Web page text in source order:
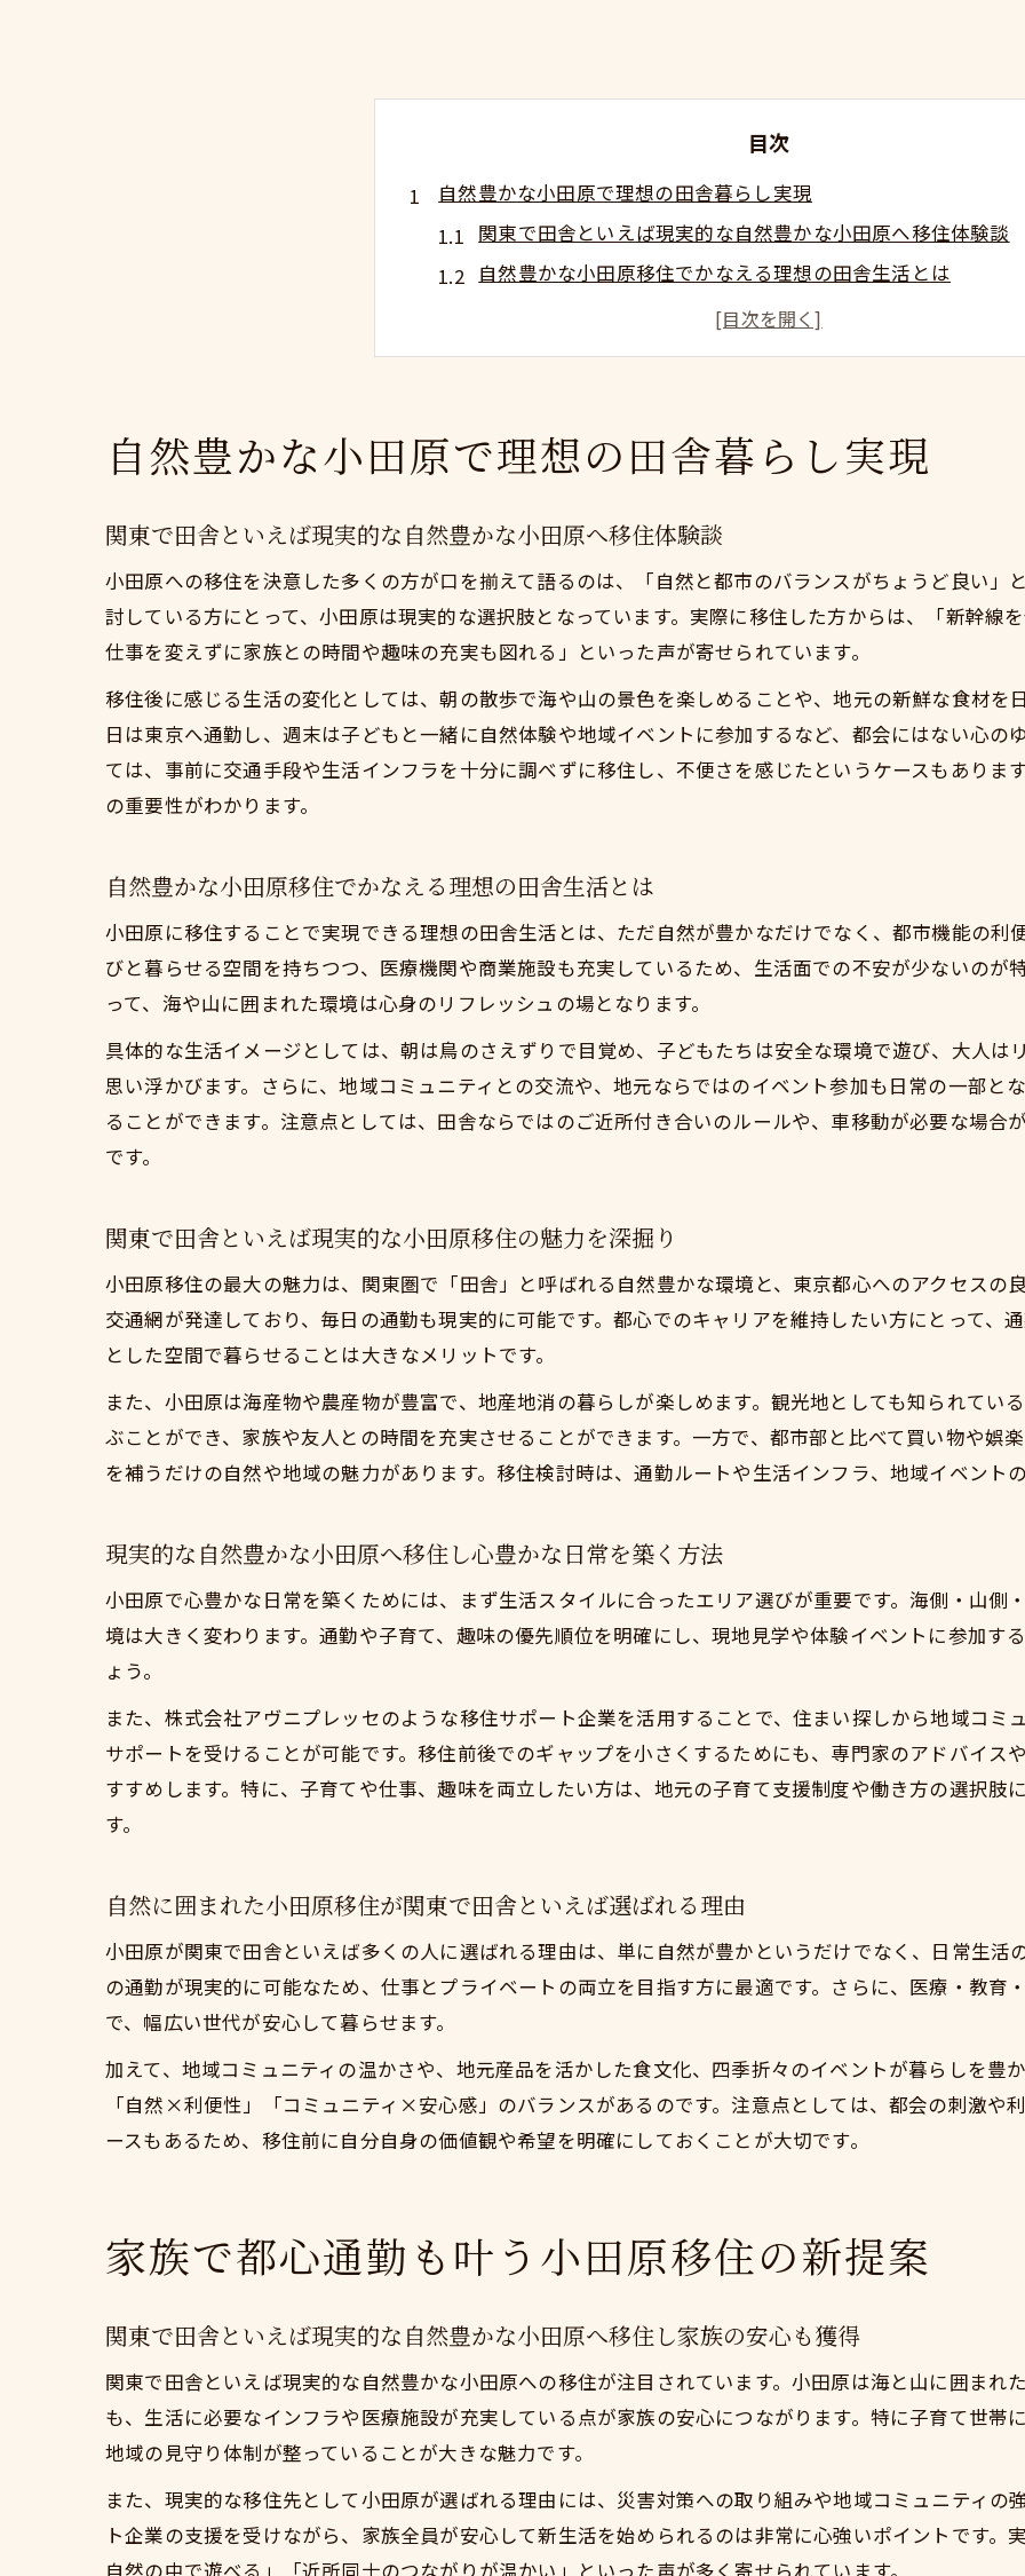
目次
自然豊かな小田原で理想の田舎暮らし実現
関東で田舎といえば現実的な自然豊かな小田原へ移住体験談
自然豊かな小田原移住でかなえる理想の田舎生活とは
関東で田舎といえば現実的な小田原移住の魅力を深掘り
現実的な自然豊かな小田原へ移住し心豊かな日常を築く方法
家族で都心通勤も叶う小田原移住の新提案
関東で田舎といえば現実的な自然豊かな小田原へ移住し家族の
現実的な自然豊かな小田原へ移住し家族時間を充実させる方法
関東で田舎といえば小田原移住の通勤利便性と家族メリット
家族で移住するなら現実的な小田原が選ばれるポイント
関東で田舎といえば現実的な小田原移住で叶う都市勤務の新
自然豊かな小田原移住で日常に自然を取り入れるコツ
都市で働きながら自然とも調和する小田原移住生活
関東で田舎といえば現実的な小田原移住の利便性解説
自然豊かな小田原移住が利便性と快適さを両立できる理由
現実的な小田原移住で自然と都市機能を手に入れる方法
関東で田舎といえば小田原移住のバランス生活の魅力
自然環境と利便性を両立する小田原移住の具体像
自然豊かな小田原移住で都内通勤が楽になる理由
現実的な小田原移住で叶える田舎暮らしと通勤の両立
関東で田舎といえば小田原移住なら通勤も快適
都内通勤が便利な小田原移住の暮らしやすさの秘密
地域コミュニティで広がる新しい暮らし方
関東で田舎といえば現実的な小田原移住で温かな地域交流体
自然豊かな小田原移住で築く新しいコミュニティ生活
関東で田舎といえば小田原移住の交流イベント参加の魅力
移住者にも安心な現実的な小田原の地域サポート体制
自然豊かな小田原で理想の田舎暮らし実現
関東で田舎といえば現実的な自然豊かな小田原へ移住体験談
小田原への移住を決意した多くの方が口を揃えて語るのは、「自然と都市のバランスがちょうど良い」
討している方にとって、小田原は現実的な選択肢となっています。実際に移住した方からは、「新幹線
仕事を変えずに家族との時間や趣味の充実も図れる」といった声が寄せられています。
移住後に感じる生活の変化としては、朝の散歩で海や山の景色を楽しめることや、地元の新鮮な食材を
日は東京へ通勤し、週末は子どもと一緒に自然体験や地域イベントに参加するなど、都会にはない心の
ては、事前に交通手段や生活インフラを十分に調べずに移住し、不便さを感じたというケースもありま
の重要性がわかります。
自然豊かな小田原移住でかなえる理想の田舎生活とは
小田原に移住することで実現できる理想の田舎生活とは、ただ自然が豊かなだけでなく、都市機能の利
びと暮らせる空間を持ちつつ、医療機関や商業施設も充実しているため、生活面での不安が少ないのが
って、海や山に囲まれた環境は心身のリフレッシュの場となります。
具体的な生活イメージとしては、朝は鳥のさえずりで目覚め、子どもたちは安全な環境で遊び、大人は
思い浮かびます。さらに、地域コミュニティとの交流や、地元ならではのイベント参加も日常の一部と
ることができます。注意点としては、田舎ならではのご近所付き合いのルールや、車移動が必要な場合
です。
関東で田舎といえば現実的な小田原移住の魅力を深掘り
小田原移住の最大の魅力は、関東圏で「田舎」と呼ばれる自然豊かな環境と、東京都心へのアクセスの
交通網が発達しており、毎日の通勤も現実的に可能です。都心でのキャリアを維持したい方にとって、
とした空間で暮らせることは大きなメリットです。
また、小田原は海産物や農産物が豊富で、地産地消の暮らしが楽しめます。観光地としても知られてい
ぶことができ、家族や友人との時間を充実させることができます。一方で、都市部と比べて買い物や娯
を補うだけの自然や地域の魅力があります。移住検討時は、通勤ルートや生活インフラ、地域イベント
現実的な自然豊かな小田原へ移住し心豊かな日常を築く方法
小田原で心豊かな日常を築くためには、まず生活スタイルに合ったエリア選びが重要です。海側・山側
境は大きく変わります。通勤や子育て、趣味の優先順位を明確にし、現地見学や体験イベントに参加す
ょう。
また、株式会社アヴニプレッセのような移住サポート企業を活用することで、住まい探しから地域コミ
サポートを受けることが可能です。移住前後でのギャップを小さくするためにも、専門家のアドバイス
すすめします。特に、子育てや仕事、趣味を両立したい方は、地元の子育て支援制度や働き方の選択肢
す。
自然に囲まれた小田原移住が関東で田舎といえば選ばれる理由
小田原が関東で田舎といえば多くの人に選ばれる理由は、単に自然が豊かというだけでなく、日常生活
の通勤が現実的に可能なため、仕事とプライベートの両立を目指す方に最適です。さらに、医療・教育
で、幅広い世代が安心して暮らせます。
加えて、地域コミュニティの温かさや、地元産品を活かした食文化、四季折々のイベントが暮らしを豊
「自然×利便性」「コミュニティ×安心感」のバランスがあるのです。注意点としては、都会の刺激や
ースもあるため、移住前に自分自身の価値観や希望を明確にしておくことが大切です。
家族で都心通勤も叶う小田原移住の新提案
関東で田舎といえば現実的な自然豊かな小田原へ移住し家族の安心も獲得
関東で田舎といえば現実的な自然豊かな小田原への移住が注目されています。小田原は海と山に囲まれ
も、生活に必要なインフラや医療施設が充実している点が家族の安心につながります。特に子育て世帯
地域の見守り体制が整っていることが大きな魅力です。
また、現実的な移住先として小田原が選ばれる理由には、災害対策への取り組みや地域コミュニティの
ト企業の支援を受けながら、家族全員が安心して新生活を始められるのは非常に心強いポイントです。
自然の中で遊べる」「近所同士のつながりが温かい」といった声が多く寄せられています。